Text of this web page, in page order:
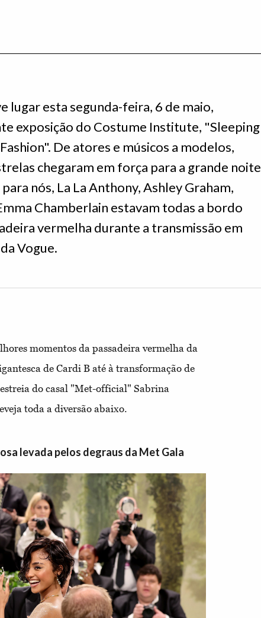
lugar esta segunda-feira, 6 de maio,
exposição do Costume Institute, "Sleeping
De atores e músicos a modelos,
chegaram em força para a grande noite
nós, La La Anthony, Ashley Graham,
Chamberlain estavam todas a bordo
vermelha durante a transmissão em
Vogue.
momentos da passadeira vermelha da
de Cardi B até à transformação de
estreia do casal "Met-official" Sabrina
toda a diversão abaixo.
levada pelos degraus da Met Gala